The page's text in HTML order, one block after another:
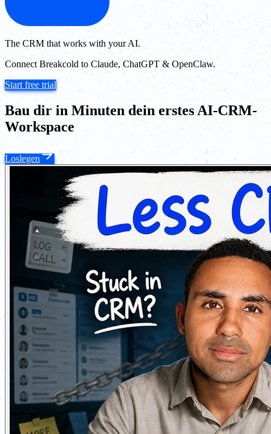
The CRM that works with your AI.
Connect Breakcold to Claude, ChatGPT & OpenClaw.
Start free trial
Bau dir in Minuten dein erstes AI-CRM-
Workspace
Loslegen